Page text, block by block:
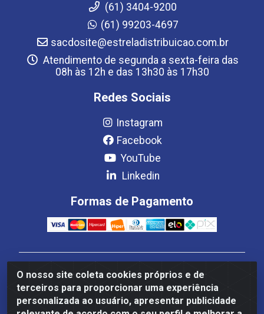
O nosso site coleta cookies próprios e de
terceiros para proporcionar uma experiência
personalizada ao usuário, apresentar publicidade
(61) 3404-9200
(61) 99203-4697
sacdosite@estreladistribuicao.com.br
Atendimento de segunda a sexta-feira das
08h às 12h e das 13h30 às 17h30
Redes Sociais
Instagram
Facebook
YouTube
Linkedin
Formas de Pagamento
Estrela Distribuição LTDA - CNPJ 08.691.096/0001-93 -
Setor Setor de Industria Qi 22 Lt 7, 9, 11, 13, 14 Ao 32,
S/NC - Setor Industrial Ceilândia, Brasília/DF - CEP
72265-220